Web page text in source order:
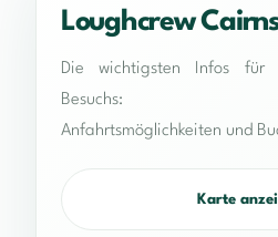
Loughcrew
Die wichtigsten Infos für
Besuchs:
Anfahrtsmöglichkeiten und
Karte